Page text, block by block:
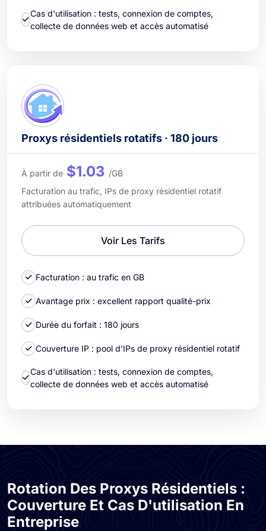
Cas d'utilisation : tests, connexion de comptes,
collecte de données web et accès automatisé
Proxys résidentiels rotatifs · 180 jours
À partir de $1.03 /GB
Facturation au trafic, IPs de proxy résidentiel rotatif
attribuées automatiquement
Voir Les Tarifs
Facturation : au trafic en GB
Avantage prix : excellent rapport qualité-prix
Durée du forfait : 180 jours
Couverture IP : pool d'IPs de proxy résidentiel rotatif
Cas d'utilisation : tests, connexion de comptes,
collecte de données web et accès automatisé
Rotation Des Proxys Résidentiels :
Couverture Et Cas D'utilisation En
Entreprise